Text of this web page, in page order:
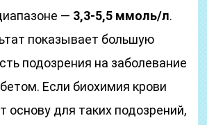
— 3,3-5,5 ммоль/л.
показывает большую
подозрения на заболевание
Если биохимия крови
основу для таких подозрений,